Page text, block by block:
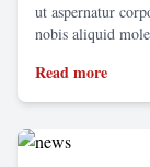
ut aspernatur
nobis aliquid
Read more